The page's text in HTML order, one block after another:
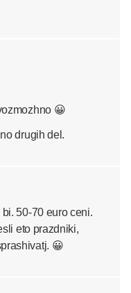
😀
drugih del.
50-70 euro ceni.
eto prazdniki,
😀